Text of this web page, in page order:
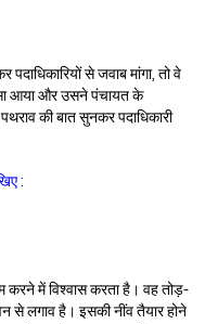
से जवाब मांगा, तो वे
आया और उसने पंचायत के
की बात सुनकर पदाधिकारी
:
करने में विश्वास करता है। वह तोड़-
से लगाव है। इसकी नींव तैयार होने